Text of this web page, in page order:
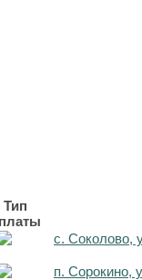
Тип
с. Соколово,
п. Сорокино,